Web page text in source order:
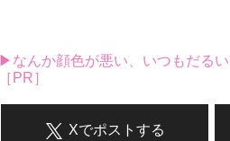
▶なんか顔色が悪い、いつもだる
［PR］
Xでポストする